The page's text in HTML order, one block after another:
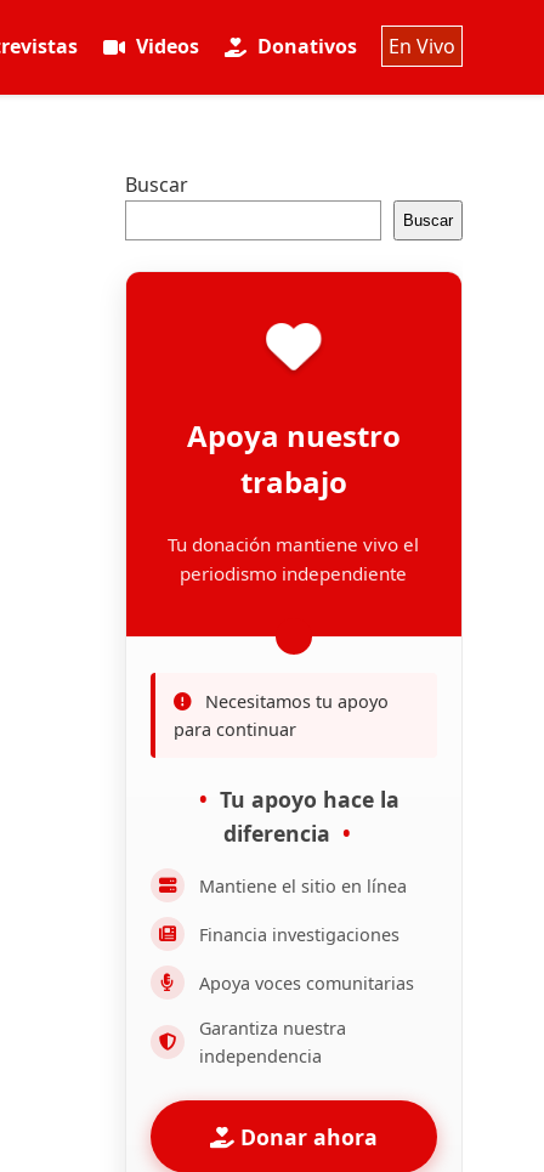
Videos Donativos En Vivo
Buscar
Buscar
Apoya nuestro
trabajo
Tu donación mantiene vivo el
periodismo independiente
Necesitamos tu apoyo
para continuar
Tu apoyo hace la
diferencia
Mantiene el sitio en línea
Financia investigaciones
Apoya voces comunitarias
Garantiza nuestra
independencia
Donar ahora